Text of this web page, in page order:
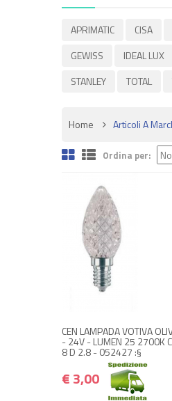
APRIMATIC CISA
GEWISS
IDEAL LUX
STANLEY
TOTAL
Home Articoli A
Ordina per:
CEN LAMPADA VOTIVA
- 24V - LUMEN 25 2700K
8 D 2.8 - 052427 :§
€ 3,00